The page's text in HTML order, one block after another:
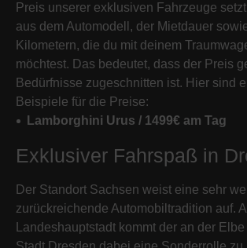
Preis unserer exklusiven Fahrzeuge
aus dem Automodell, der Mietdauer
Kilometern, die du mit deinem
möchtest. Das bedeutet, dass der Preis
Bedürfnisse zugeschnitten ist. Hier sind
Beispiele für die Preise:
Lamborghini Urus / 1499€ am Tag
Exklusiver Fahrspaß in
Der Standort Sachsen weist eine sehr
zurückreichende Automobiltradition auf.
Landeshauptstadt kommt der an der